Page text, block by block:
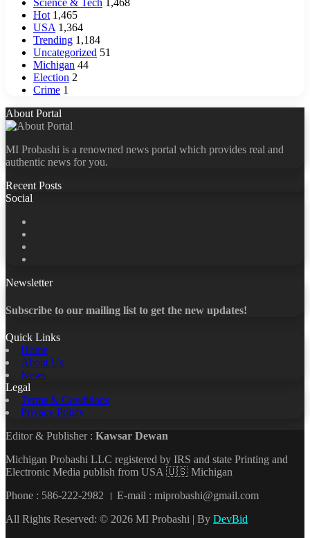
Science & Tech 1,468
Hot 1,465
USA 1,364
Trending 1,184
Uncategorized 51
Michigan 44
Election 2
Crime 1
About Portal
MI Probashi is a renowned news portal which provides real and
authentic news for you.
Recent Posts
Social
Newsletter
Subscribe to our mailing list to get the new updates!
Quick Links
Home
About Us
News
Legal
Terms & Conditions
Privacy Policy
Editor & Publisher : Kawsar Dewan
Michigan Probashi LLC registered by IRS and state Printing and
Electronic Media publish from USA 🇺🇸 Michigan
Phone : 586-222-2982 । E-mail : miprobashi@gmail.com
All Rights Reserved: © 2026 MI Probashi | By DevBid